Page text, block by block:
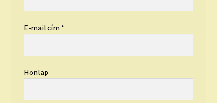
E-mail cím *
Honlap